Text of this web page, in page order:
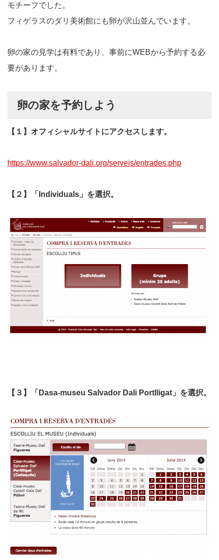
モチーフでした。
フィゲラスのダリ美術館にも卵が沢山並んでいます。
卵の家の見学は有料であり、事前にWEBから予約する必
要があります。
卵の家を予約しよう
【１】オフィシャルサイトにアクセスします。
https://www.salvador-dali.org/serveis/entrades.php
【２】「Individuals」を選択。
【３】「Dasa-museu Salvador Dali Portlligat」を選択。